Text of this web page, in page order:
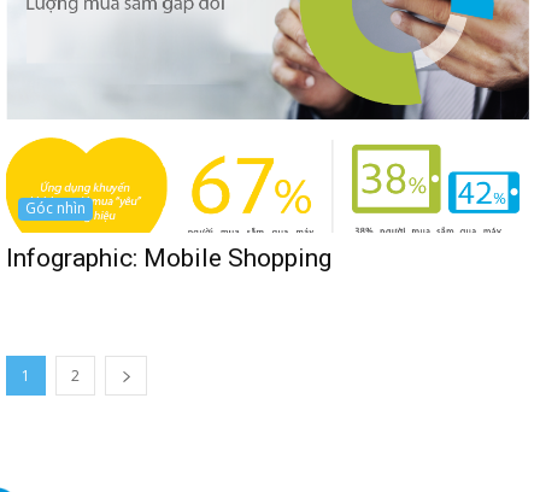
Góc nhìn
Infographic: Mobile Shopping
1 2